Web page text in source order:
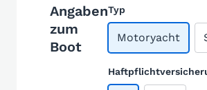
Angaben
zum
Boot
Typ
Motoryacht